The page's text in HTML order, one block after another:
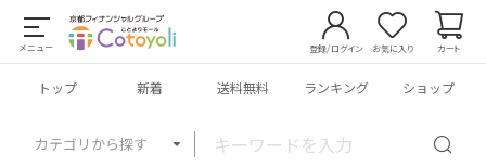
メニュー
カテゴリから探す
登録/ログイン お気に入り カート
トップ 新着 送料無料 ランキング ショップ